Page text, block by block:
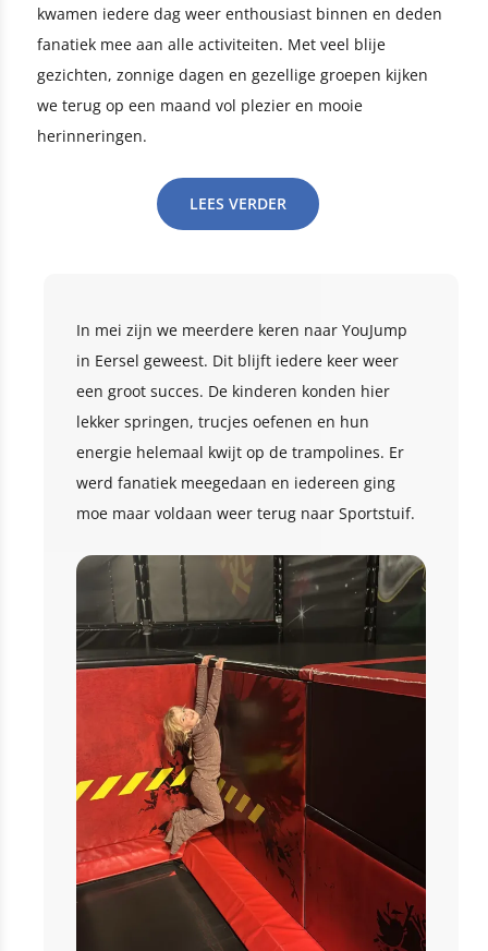
kwamen iedere dag weer enthousiast binnen en deden
fanatiek mee aan alle activiteiten. Met veel blije
gezichten, zonnige dagen en gezellige groepen kijken
we terug op een maand vol plezier en mooie
herinneringen.
LEES VERDER
In mei zijn we meerdere keren naar YouJump
in Eersel geweest. Dit blijft iedere keer weer
een groot succes. De kinderen konden hier
lekker springen, trucjes oefenen en hun
energie helemaal kwijt op de trampolines. Er
werd fanatiek meegedaan en iedereen ging
moe maar voldaan weer terug naar Sportstuif.